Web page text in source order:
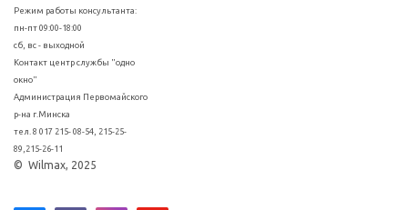
Режим работы консультанта:
пн-пт 09:00-18:00
сб, вс - выходной
Контакт центр службы "одно
окно"
Администрация Первомайского
р-на г.Минска
тел. 8 017 215- 08-54, 215-25-
89,215-26-11
© Wilmax, 2025